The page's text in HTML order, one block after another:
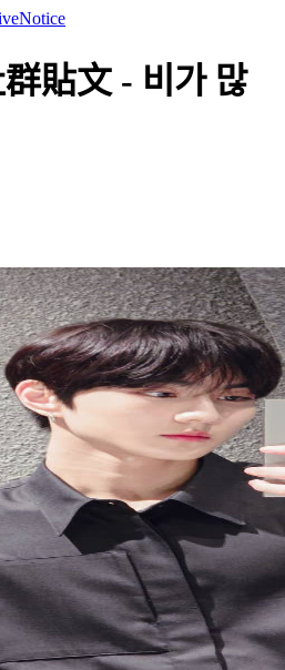
Notice
貼文 - 비가 많